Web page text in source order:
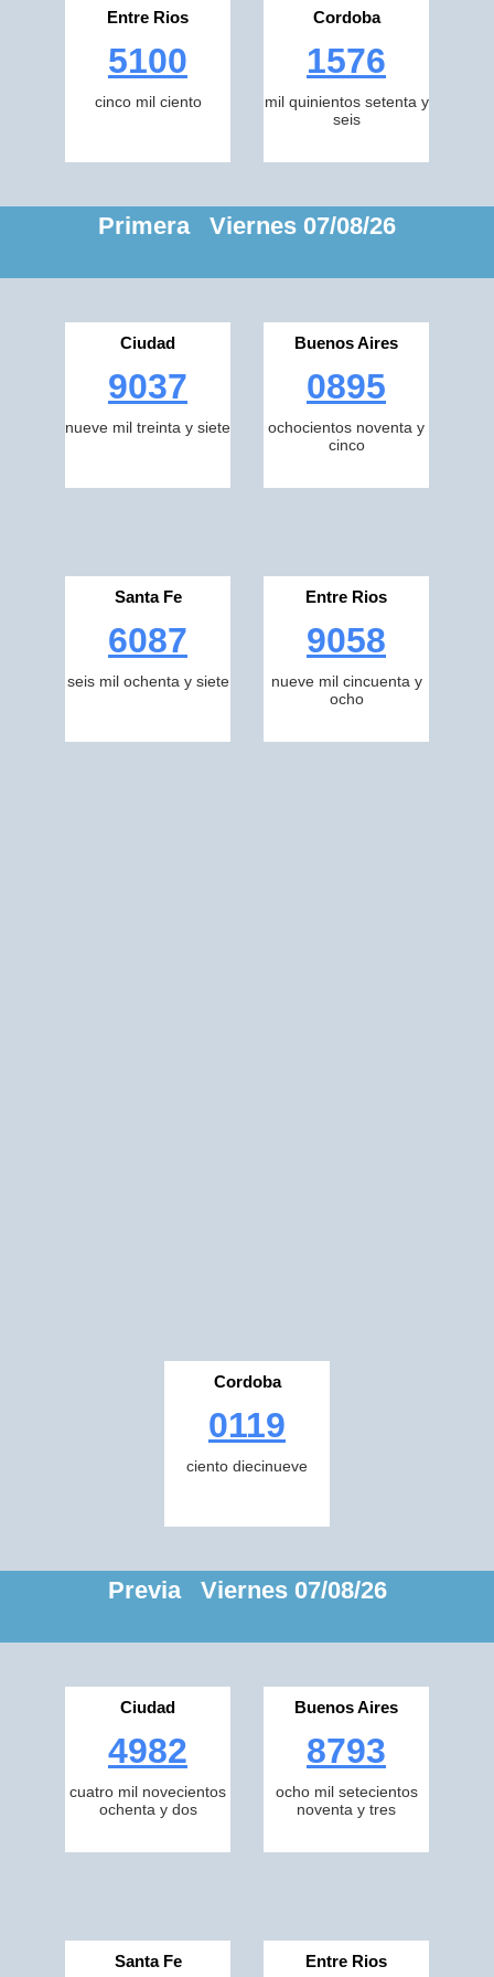
Entre Rios
5100
cinco mil ciento
Cordoba
1576
mil quinientos setenta y
seis
Primera Viernes 07/08/26
Ciudad
9037
nueve mil treinta y siete
Buenos Aires
0895
ochocientos noventa y
cinco
Santa Fe
6087
seis mil ochenta y siete
Entre Rios
9058
nueve mil cincuenta y
ocho
Cordoba
0119
ciento diecinueve
Previa Viernes 07/08/26
Ciudad
4982
cuatro mil novecientos
ochenta y dos
Buenos Aires
8793
ocho mil setecientos
noventa y tres
Santa Fe Entre Rios